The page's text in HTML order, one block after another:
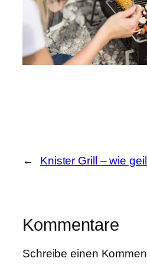
← Knister Grill – wie
Kommentare
Schreibe einen